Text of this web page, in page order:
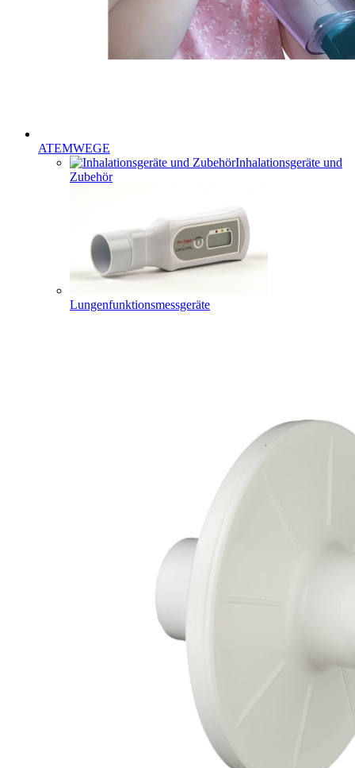
ATEMWEGE
Inhalationsgeräte und
Zubehör
Lungenfunktionsmessgeräte